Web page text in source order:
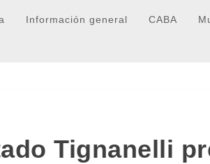
Información general CABA
Tignanelli